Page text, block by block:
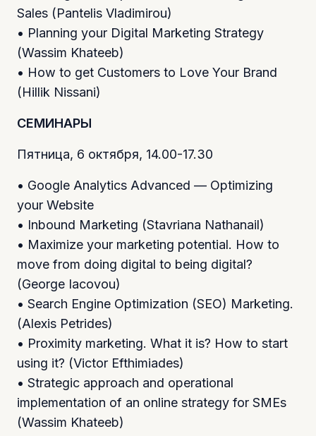
Sales (Pantelis Vladimirou)
• Planning your Digital Marketing Strategy
(Wassim Khateeb)
• How to get Customers to Love Your Brand
(Hillik Nissani)
СЕМИНАРЫ
Пятница, 6 октября, 14.00-17.30
• Google Analytics Advanced — Optimizing
your Website
• Inbound Marketing (Stavriana Nathanail)
• Maximize your marketing potential. How to
move from doing digital to being digital?
(George Iacovou)
• Search Engine Optimization (SEO) Marketing.
(Alexis Petrides)
• Proximity marketing. What it is? How to start
using it? (Victor Efthimiades)
• Strategic approach and operational
implementation of an online strategy for SMEs
(Wassim Khateeb)